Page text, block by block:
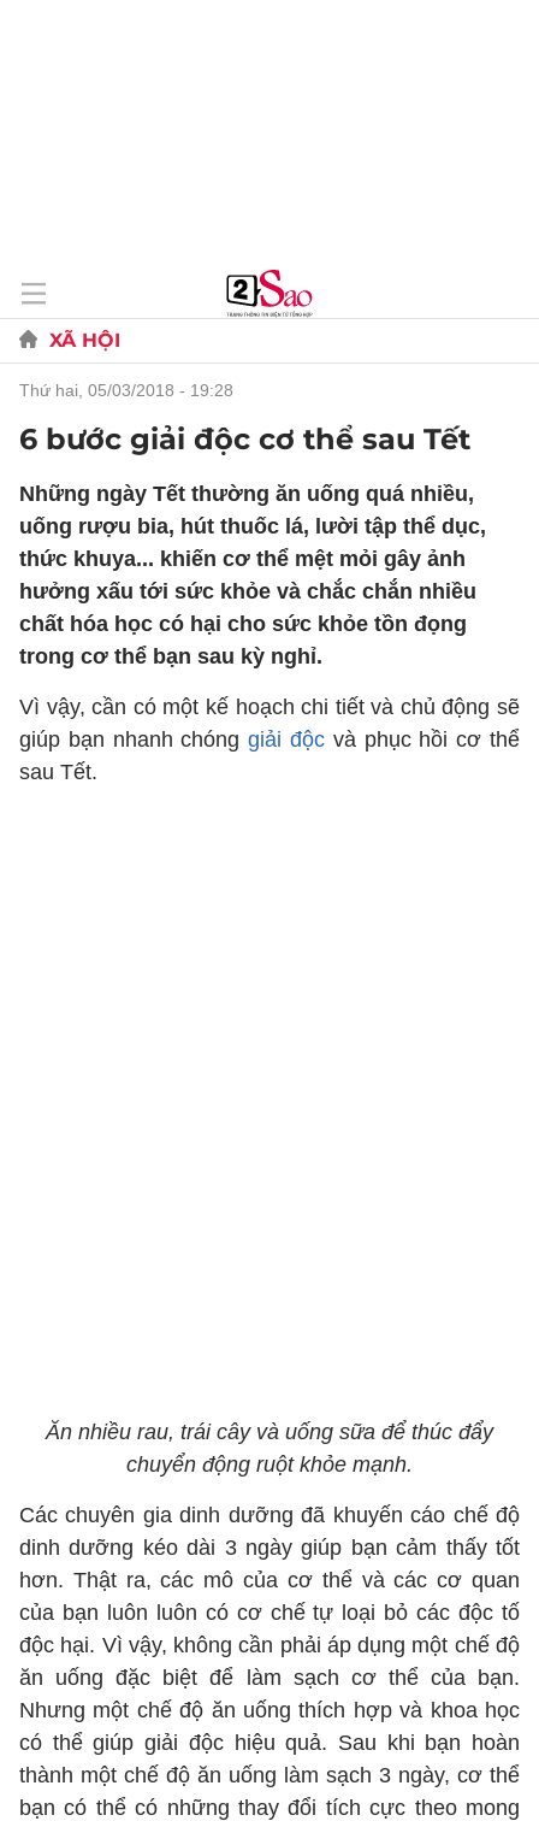
XÃ HỘI
thứ hai, 05/03/2018 - 19:28
6 bước giải độc cơ thể sau Tết
Những ngày Tết thường ăn uống quá nhiều,
uống rượu bia, hút thuốc lá, lười tập thể dục,
thức khuya... khiến cơ thể mệt mỏi gây ảnh
hưởng xấu tới sức khỏe và chắc chắn nhiều
chất hóa học có hại cho sức khỏe tồn đọng
trong cơ thể bạn sau kỳ nghỉ.
Vì vậy, cần có một kế hoạch chi tiết và chủ động sẽ
giúp bạn nhanh chónggiải độc và phục hồi cơ thể
sau Tết.
Ăn nhiều rau, trái cây và uống sữa để thúc đẩy
chuyển động ruột khỏe mạnh.
Các chuyên gia dinh dưỡng đã khuyến cáo chế độ
dinh dưỡng kéo dài 3 ngày giúp bạn cảm thấy tốt
hơn. Thật ra, các mô của cơ thể và các cơ quan
của bạn luôn luôn có cơ chế tự loại bỏ các độc tố
độc hại. Vì vậy, không cần phải áp dụng một chế độ
ăn uống đặc biệt để làm sạch cơ thể của bạn.
Nhưng một chế độ ăn uống thích hợp và khoa học
có thể giúp giải độc hiệu quả. Sau khi bạn hoàn
thành một chế độ ăn uống làm sạch 3 ngày, cơ thể
bạn có thể có những thay đổi tích cực theo mong